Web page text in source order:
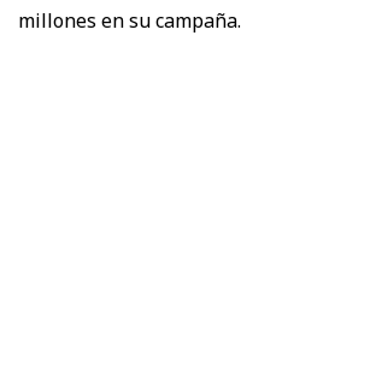
millones en su campaña.